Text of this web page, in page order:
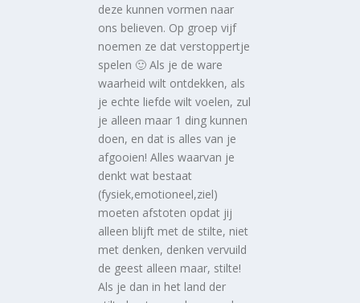
deze kunnen vormen naar
ons believen. Op groep vijf
noemen ze dat verstoppertje
spelen 🙂 Als je de ware
waarheid wilt ontdekken, als
je echte liefde wilt voelen, zul
je alleen maar 1 ding kunnen
doen, en dat is alles van je
afgooien! Alles waarvan je
denkt wat bestaat
(fysiek,emotioneel,ziel)
moeten afstoten opdat jij
alleen blijft met de stilte, niet
met denken, denken vervuild
de geest alleen maar, stilte!
Als je dan in het land der